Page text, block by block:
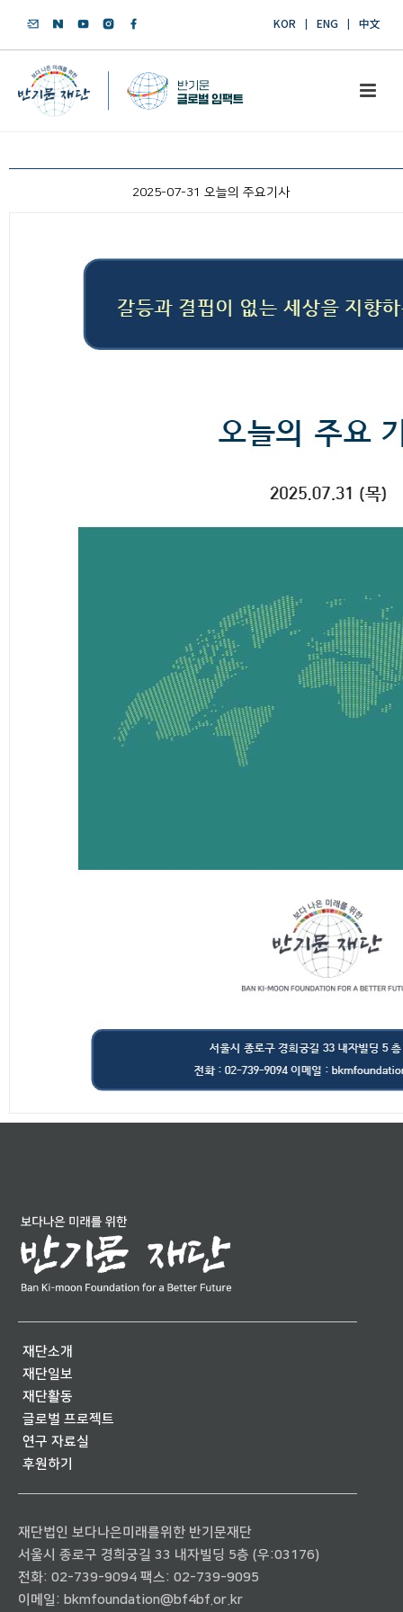
KOR ENG 中文
2025-07-31 오늘의 주요기사
재단소개
재단일보
재단활동
글로벌 프로젝트
연구 자료실
후원하기
재단법인 보다나은미래를위한 반기문재단
서울시 종로구 경희궁길 33 내자빌딩 5층 (우:03176)
전화: 02-739-9094 팩스: 02-739-9095
이메일: bkmfoundation@bf4bf.or.kr